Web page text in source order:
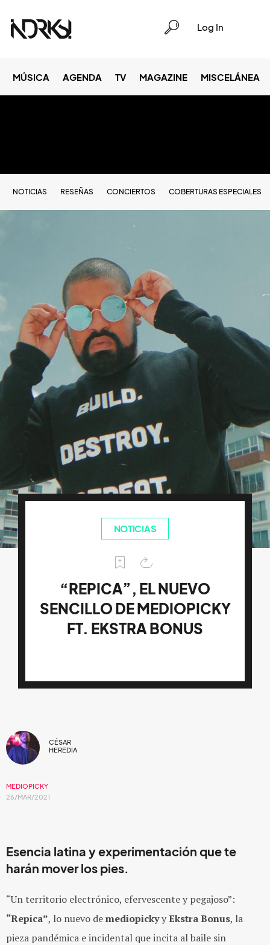
Log In
MÚSICA AGENDA TV MAGAZINE MISCELÁNEA
NOTICIAS RESEÑAS CONCIERTOS COBERTURAS ESPECIALES
NOTICIAS
“REPICA”, EL NUEVO
SENCILLO DE MEDIOPICKY
FT. EKSTRA BONUS
CÉSAR
HEREDIA
MEDIOPICKY
26/MAR/2021
Esencia latina y experimentación que te
harán mover los pies.
“Un territorio electrónico, efervescente y pegajoso”:
“Repica”, lo nuevo demediopickyyEkstra Bonus, la
pieza pandémica e incidental que incita al baile sin